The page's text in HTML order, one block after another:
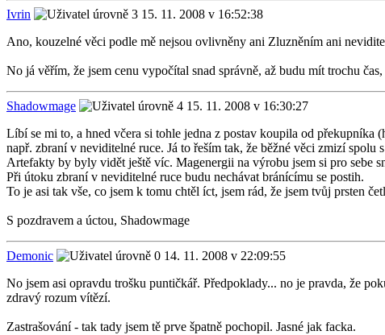
Ivrin
15. 11. 2008 v 16:52:38
Ano, kouzelné věci podle mě nejsou ovlivněny ani Zluzněním ani
No já věřím, že jsem cenu vypočítal snad správně, až budu mít trochu
Shadowmage
15. 11. 2008 v 16:30:27
Líbí se mi to, a hned včera si tohle jedna z postav koupila od
např. zbraní v neviditelné ruce. Já to řeším tak, že běžné věci zmizí spolu
Artefakty by byly vidět ještě víc. Magenergii na výrobu jsem si pro sebe
Při útoku zbraní v neviditelné ruce budu nechávat bránícímu se postih.
To je asi tak vše, co jsem k tomu chtěl íct, jsem rád, že jsem tvůj prsten
S pozdravem a úctou, Shadowmage
Demonic
14. 11. 2008 v 22:09:55
No jsem asi opravdu trošku puntičkář. Předpoklady... no je pravda, že
zdravý rozum vítězí.
Zastrašování - tak tady jsem tě prve špatně pochopil. Jasné jak facka.